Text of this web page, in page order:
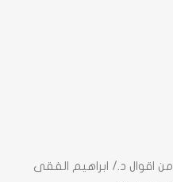
من اقوال د./ ابراهيم الفقى